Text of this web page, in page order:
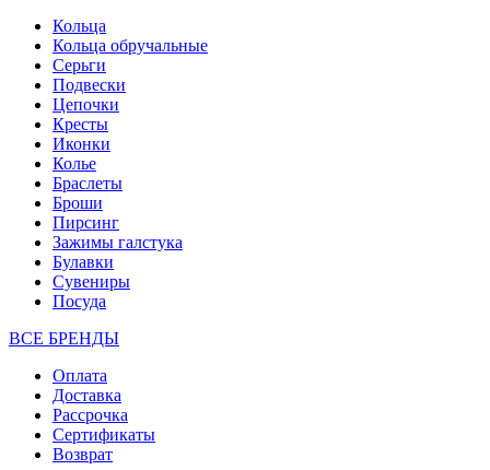
Кольца
Кольца обручальные
Серьги
Подвески
Цепочки
Кресты
Иконки
Колье
Браслеты
Броши
Пирсинг
Зажимы галстука
Булавки
Сувениры
Посуда
ВСЕ БРЕНДЫ
Оплата
Доставка
Рассрочка
Сертификаты
Возврат